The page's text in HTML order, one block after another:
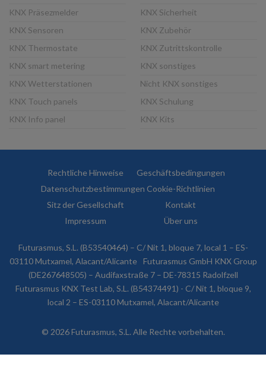
KNX Präsezmelder
KNX Sensoren
KNX Thermostate
KNX smart metering
KNX Wetterstationen
KNX Touch panels
KNX Info panel
KNX Sicherheit
KNX Zubehör
KNX Zutrittskontrolle
KNX sonstiges
Nicht KNX sonstiges
KNX Schulung
KNX Kits
Rechtliche Hinweise
Geschäftsbedingungen
Datenschutzbestimmungen Cookie-Richtlinien
Sitz der Gesellschaft
Kontakt
Impressum
Über uns
Futurasmus, S.L. (B53540464) – C/ Nit 1, bloque 7, local 1 – ES-
03110 Mutxamel, Alacant/Alicante
Futurasmus GmbH KNX Group
(DE267648505) – Audifaxstraße 7 – DE-78315 Radolfzell
Futurasmus KNX Test Lab, S.L. (B54374491) - C/ Nit 1, bloque 9,
local 2 – ES-03110 Mutxamel, Alacant/Alicante
© 2026 Futurasmus, S.L. Alle Rechte vorbehalten.